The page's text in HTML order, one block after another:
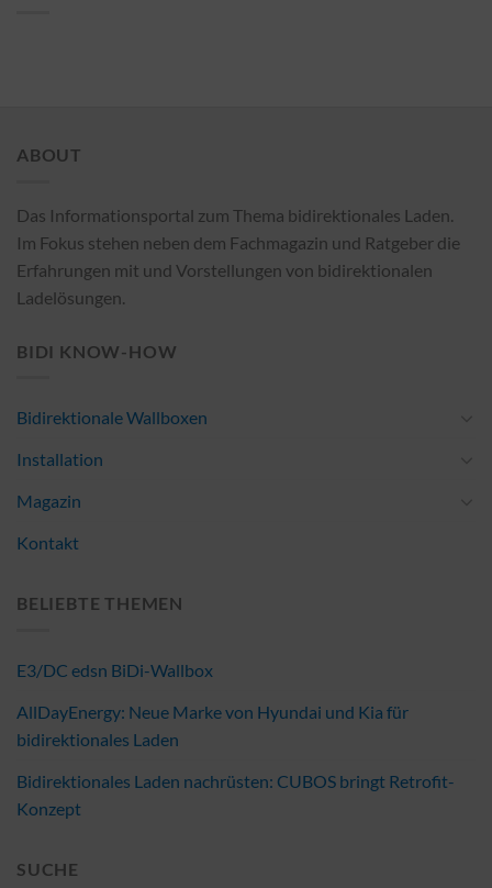
ABOUT
Das Informationsportal zum Thema bidirektionales Laden.
Im Fokus stehen neben dem Fachmagazin und Ratgeber die
Erfahrungen mit und Vorstellungen von bidirektionalen
Ladelösungen.
BIDI KNOW-HOW
Bidirektionale Wallboxen
Installation
Magazin
Kontakt
BELIEBTE THEMEN
E3/DC edsn BiDi-Wallbox
AllDayEnergy: Neue Marke von Hyundai und Kia für
bidirektionales Laden
Bidirektionales Laden nachrüsten: CUBOS bringt Retrofit-
Konzept
SUCHE